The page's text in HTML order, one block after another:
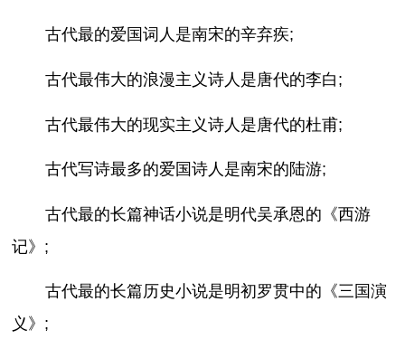
古代最的爱国词人是南宋的辛弃疾;
古代最伟大的浪漫主义诗人是唐代的李白;
古代最伟大的现实主义诗人是唐代的杜甫;
古代写诗最多的爱国诗人是南宋的陆游;
古代最的长篇神话小说是明代吴承恩的《西游
记》;
古代最的长篇历史小说是明初罗贯中的《三国演
义》;